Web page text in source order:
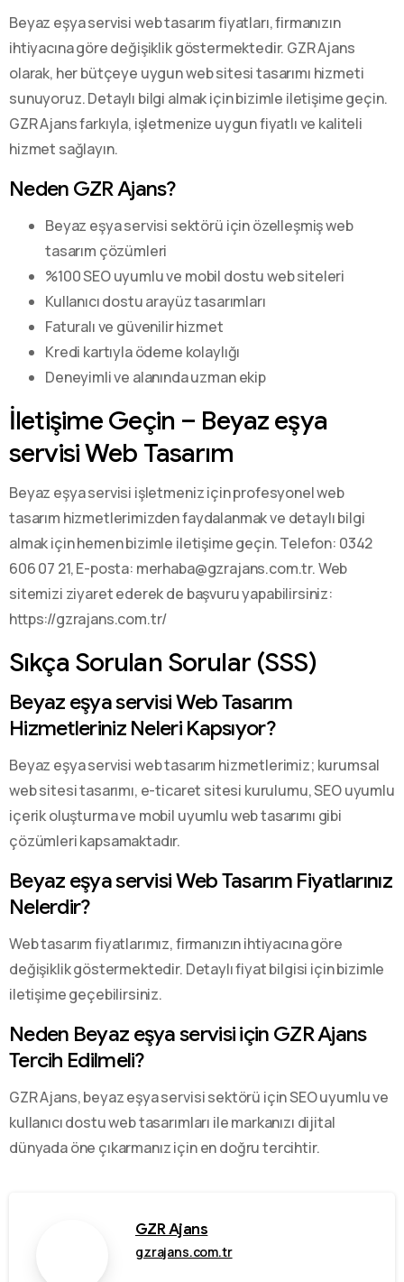
Beyaz eşya servisi web tasarım fiyatları, firmanızın
ihtiyacına göre değişiklik göstermektedir. GZR Ajans
olarak, her bütçeye uygun web sitesi tasarımı hizmeti
sunuyoruz. Detaylı bilgi almak için bizimle iletişime geçin.
GZR Ajans farkıyla, işletmenize uygun fiyatlı ve kaliteli
hizmet sağlayın.
Neden GZR Ajans?
Beyaz eşya servisi sektörü için özelleşmiş web
tasarım çözümleri
%100 SEO uyumlu ve mobil dostu web siteleri
Kullanıcı dostu arayüz tasarımları
Faturalı ve güvenilir hizmet
Kredi kartıyla ödeme kolaylığı
Deneyimli ve alanında uzman ekip
İletişime Geçin – Beyaz eşya
servisi Web Tasarım
Beyaz eşya servisi işletmeniz için profesyonel web
tasarım hizmetlerimizden faydalanmak ve detaylı bilgi
almak için hemen bizimle iletişime geçin. Telefon: 0342
606 07 21, E-posta: merhaba@gzrajans.com.tr. Web
sitemizi ziyaret ederek de başvuru yapabilirsiniz:
https://gzrajans.com.tr/
Sıkça Sorulan Sorular (SSS)
Beyaz eşya servisi Web Tasarım
Hizmetleriniz Neleri Kapsıyor?
Beyaz eşya servisi web tasarım hizmetlerimiz; kurumsal
web sitesi tasarımı, e-ticaret sitesi kurulumu, SEO uyumlu
içerik oluşturma ve mobil uyumlu web tasarımı gibi
çözümleri kapsamaktadır.
Beyaz eşya servisi Web Tasarım Fiyatlarınız
Nelerdir?
Web tasarım fiyatlarımız, firmanızın ihtiyacına göre
değişiklik göstermektedir. Detaylı fiyat bilgisi için bizimle
iletişime geçebilirsiniz.
Neden Beyaz eşya servisi için GZR Ajans
Tercih Edilmeli?
GZR Ajans, beyaz eşya servisi sektörü için SEO uyumlu ve
kullanıcı dostu web tasarımları ile markanızı dijital
dünyada öne çıkarmanız için en doğru tercihtir.
GZR Ajans
gzrajans.com.tr